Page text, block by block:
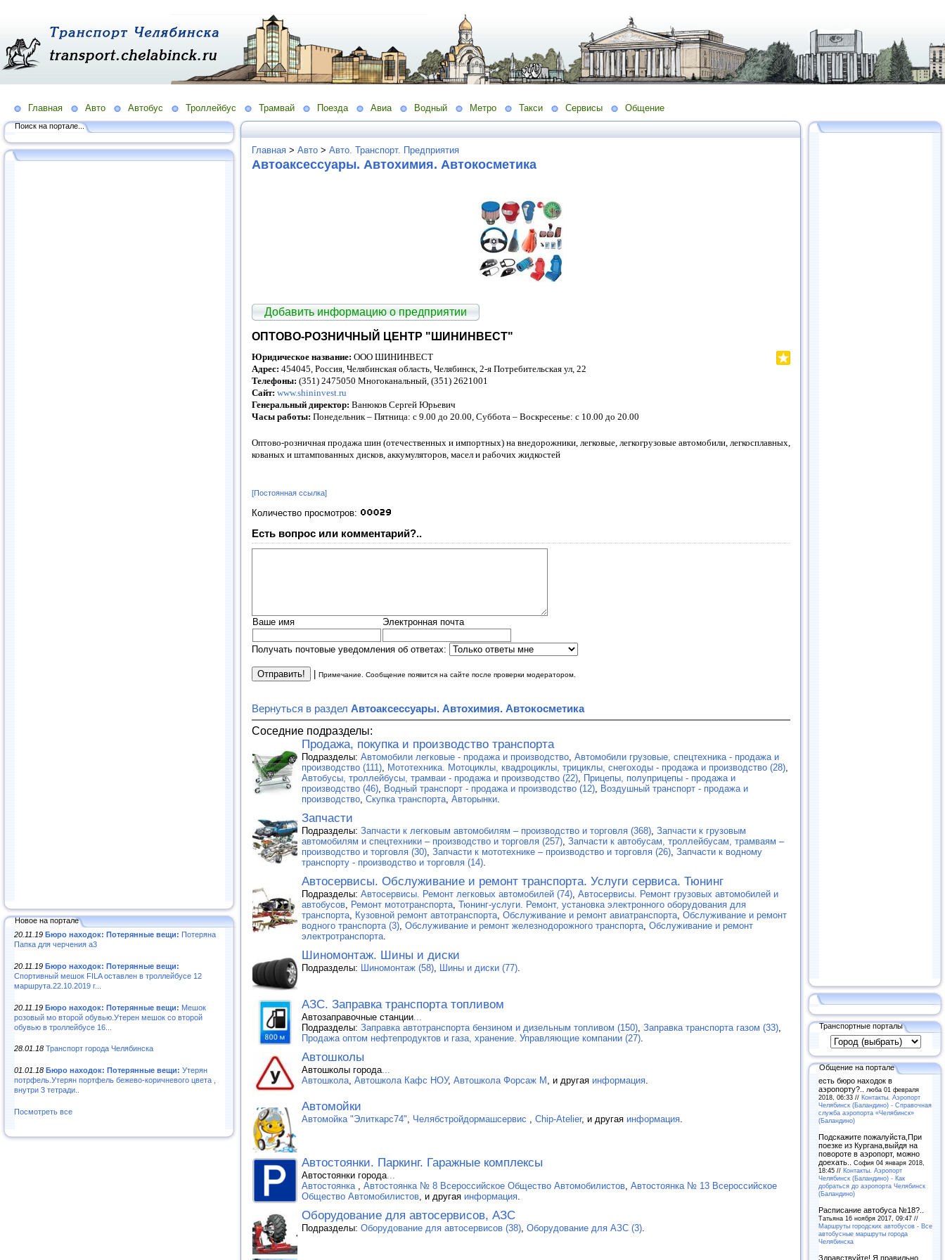
Главная Авто Автобус Троллейбус Трамвай Поезда Авиа Водный Метро Такси Сервисы Общение
Поиск на портале...
Новое на портале
20.11.19 Бюро находок: Потерянные вещи: Потеряна
Папка для черчения а3
20.11.19 Бюро находок: Потерянные вещи:
Спортивный мешок FILA оставлен в троллейбусе 12
маршрута.22.10.2019 г...
20.11.19 Бюро находок: Потерянные вещи: Мешок
розовый мо второй обувью.Утерен мешок со второй
обувью в троллейбусе 16...
28.01.18 Транспорт города Челябинска
01.01.18 Бюро находок: Потерянные вещи: Утерян
потрфель.Утерян портфель бежево-коричневого цвета ,
внутри 3 тетради..
Посмотреть все
Главная > Авто > Авто. Транспорт. Предприятия
Автоаксессуары. Автохимия. Автокосметика
Добавить информацию о предприятии
ОПТОВО-РОЗНИЧНЫЙ ЦЕНТР "ШИНИНВЕСТ"
Юридическое название: ООО ШИНИНВЕСТ
Адрес: 454045, Россия, Челябинская область, Челябинск, 2-я Потребительская ул, 22
Телефоны: (351) 2475050 Многоканальный, (351) 2621001
Сайт: www.shininvest.ru
Генеральный директор: Ванюков Сергей Юрьевич
Часы работы: Понедельник – Пятница: с 9.00 до 20.00, Суббота – Воскресенье: с 10.00 до 20.00
Оптово-розничная продажа шин (отечественных и импортных) на внедорожники, легковые, легкогрузовые автомобили, легкосплавных,
кованых и штампованных дисков, аккумуляторов, масел и рабочих жидкостей
[Постоянная ссылка]
Количество просмотров:
Есть вопрос или комментарий?..
Ваше имя Электронная почта
Получать почтовые уведомления об ответах:
Примечание. Сообщение появится на сайте после проверки модератором.
Вернуться в раздел Автоаксессуары. Автохимия. Автокосметика
Соседние подразделы:
Продажа, покупка и производство транспорта
Подразделы: Автомобили легковые - продажа и производство, Автомобили грузовые, спецтехника - продажа и
производство (111), Мототехника. Мотоциклы, квадроциклы, трициклы, снегоходы - продажа и производство (28),
Автобусы, троллейбусы, трамваи - продажа и производство (22), Прицепы, полуприцепы - продажа и
производство (46), Водный транспорт - продажа и производство (12), Воздушный транспорт - продажа и
производство, Скупка транспорта, Авторынки.
Запчасти
Подразделы: Запчасти к легковым автомобилям – производство и торговля (368), Запчасти к грузовым
автомобилям и спецтехники – производство и торговля (257), Запчасти к автобусам, троллейбусам, трамваям –
производство и торговля (30), Запчасти к мототехнике – производство и торговля (26), Запчасти к водному
транспорту - производство и торговля (14).
Автосервисы. Обслуживание и ремонт транспорта. Услуги сервиса. Тюнинг
Подразделы: Автосервисы. Ремонт легковых автомобилей (74), Автосервисы. Ремонт грузовых автомобилей и
автобусов, Ремонт мототранспорта, Тюнинг-услуги. Ремонт, установка электронного оборудования для
транспорта, Кузовной ремонт автотранспорта, Обслуживание и ремонт авиатранспорта, Обслуживание и ремонт
водного транспорта (3), Обслуживание и ремонт железнодорожного транспорта, Обслуживание и ремонт
электротранспорта.
Шиномонтаж. Шины и диски
Подразделы: Шиномонтаж (58), Шины и диски (77).
АЗС. Заправка транспорта топливом
Автозаправочные станции...
Подразделы: Заправка автотранспорта бензином и дизельным топливом (150), Заправка транспорта газом (33),
Продажа оптом нефтепродуктов и газа, хранение. Управляющие компании (27).
Автошколы
Автошколы города...
Автошкола, Автошкола Кафс НОУ, Автошкола Форсаж М , и другая информация.
Автомойки
Автомойка "Элиткарс74", Челябстройдормашсервис , Chip-Atelier, и другая информация.
Автостоянки. Паркинг. Гаражные комплексы
Автостоянки города...
Автостоянка , Автостоянка № 8 Всероссийское Общество Автомобилистов, Автостоянка № 13 Всероссийское
Общество Автомобилистов, и другая информация.
Оборудование для автосервисов, АЗС
Подразделы: Оборудование для автосервисов (38), Оборудование для АЗС (3).
Транспортные порталы
Общение на портале
есть бюро находок в
аэропорту?..
люба 01 февраля
2018, 06:33 // Контакты. Аэропорт
Челябинск (Баландино) - Справочная
служба аэропорта «Челябинск»
(Баландино)
Подскажите пожалуйста,При
поезке из Кургана,выйдя на
повороте в аэропорт, можно
доехать.. София 04 января 2018,
18:45 // Контакты. Аэропорт
Челябинск (Баландино) - Как
добраться до аэропорта Челябинск
(Баландино)
Расписание автобуса №18?..
Татьяна 16 ноября 2017, 09:47 //
Маршруты городских автобусов - Все
автобусные маршруты города
Челябинска
Здравствуйте! Я правильно